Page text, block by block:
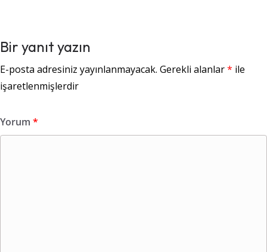
Bir yanıt yazın
E-posta adresiniz yayınlanmayacak. Gerekli alanlar* ile
işaretlenmişlerdir
Yorum *